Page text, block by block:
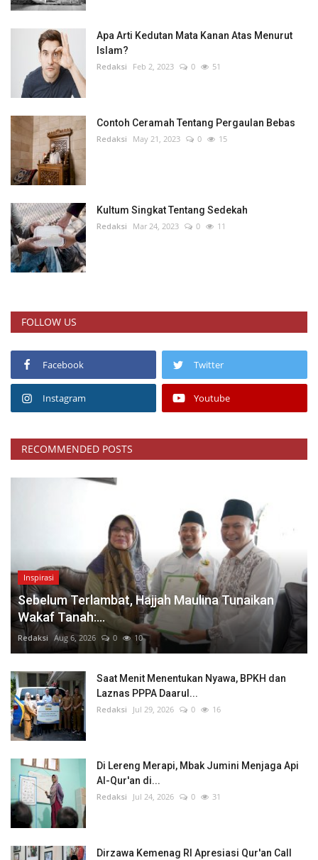
Apa Arti Kedutan Mata Kanan Atas Menurut
Islam?
Redaksi Feb 2, 2023 0 51
Contoh Ceramah Tentang Pergaulan Bebas
Redaksi May 21, 2023 0 15
Kultum Singkat Tentang Sedekah
Redaksi Mar 24, 2023 0 11
FOLLOW US
Facebook Twitter
Instagram Youtube
RECOMMENDED POSTS
Inspirasi
Sebelum Terlambat, Hajjah Maulina Tunaikan
Wakaf Tanah:...
Redaksi Aug 6, 2026 0 10
Saat Menit Menentukan Nyawa, BPKH dan
Laznas PPPA Daarul...
Redaksi Jul 29, 2026 0 16
Di Lereng Merapi, Mbak Jumini Menjaga Api
Al-Qur'an di...
Redaksi Jul 24, 2026 0 31
Dirzawa Kemenag RI Apresiasi Qur'an Call